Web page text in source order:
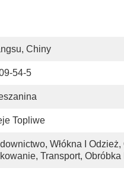
Chiny
54-5
Topliwe
Włókna I
Transport, Obróbka